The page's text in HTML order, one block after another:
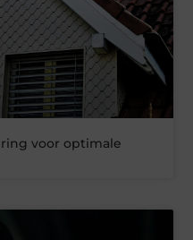
voor optimale